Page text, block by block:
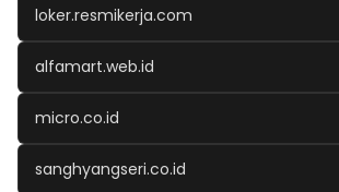
loker.resmikerja.com
alfamart.web.id
micro.co.id
sanghyangseri.co.id